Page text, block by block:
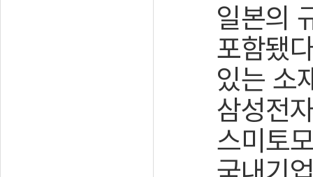
일본의
포함됐
있는 소
삼성전
스미토